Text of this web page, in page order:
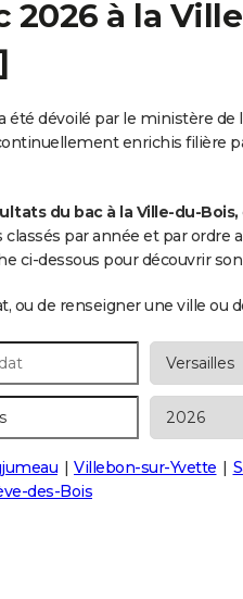
2026 à la
été dévoilé par le ministère de
enrichis filière
du bac à la Ville-du-Bois,
classés par année et par ordre
ci-dessous pour découvrir son
ou de renseigner une ville ou
Villebon-sur-Yvette
des-Bois